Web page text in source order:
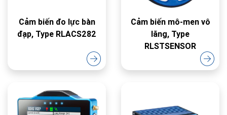
Cảm biến đo lực bàn
đạp, Type RLACS282
Cảm biến mô-men vô
lăng, Type
RLSTSENSOR